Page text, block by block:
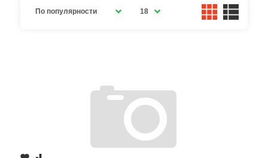
По популярности 18